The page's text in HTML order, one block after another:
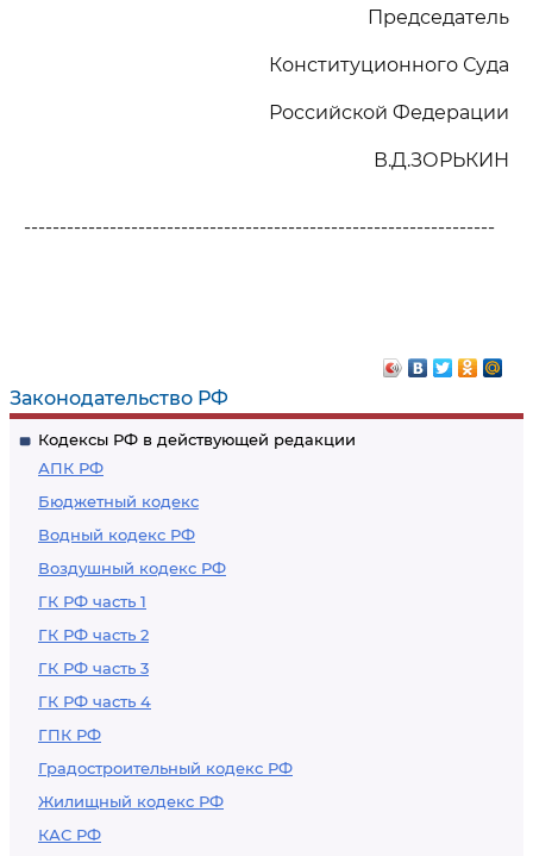
Законодательство РФ
Кодексы РФ в действующей редакции
АПК РФ
Бюджетный кодекс
Водный кодекс РФ
Воздушный кодекс РФ
ГК РФ часть 1
ГК РФ часть 2
ГК РФ часть 3
ГК РФ часть 4
ГПК РФ
Градостроительный кодекс РФ
Жилищный кодекс РФ
КАС РФ
Председатель
Конституционного Суда
Российской Федерации
В.Д.ЗОРЬКИН
------------------------------------------------------------------